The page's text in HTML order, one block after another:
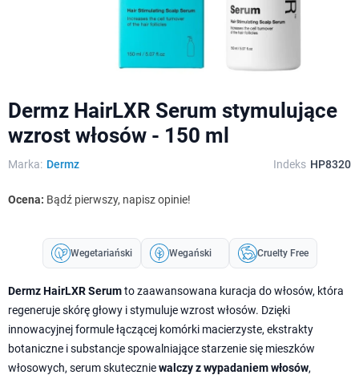
Dermz HairLXR Serum stymulujące
wzrost włosów - 150 ml
Marka: Dermz Indeks HP8320
Ocena: Bądź pierwszy, napisz opinie!
Wegetariański Wegański Cruelty Free
Dermz HairLXR Serumto zaawansowana kuracja do włosów, która
regeneruje skórę głowy i stymuluje wzrost włosów. Dzięki
innowacyjnej formule łączącej komórki macierzyste, ekstrakty
botaniczne i substancje spowalniające starzenie się mieszków
włosowych, serum skuteczniewalczy z wypadaniem włosów,